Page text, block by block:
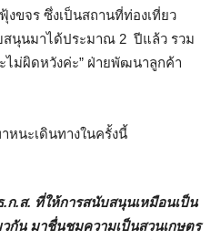
ขจร ซึ่งเป็นสถานที่ท่องเที่ยว
สนุนมาได้ประมาณ 2 ปีแล้ว รวม
ไม่ผิดหวังค่ะ” ฝ่ายพัฒนาลูกค้า
.ส. ที่ให้การสนับสนุนเหมือนเป็น
กัน มาชื่นชมความเป็นสวนเกษตร